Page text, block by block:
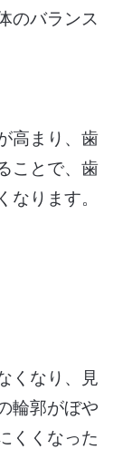
のバランス
高まり、歯
ことで、歯
ります。
くなり、見
輪郭がぼや
くくなった